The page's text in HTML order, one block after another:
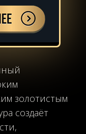
золотистым
создаёт